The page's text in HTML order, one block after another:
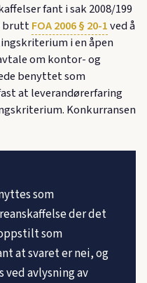
fant i sak 2008/199
bruttFOA 2006 § 20-1ved å
i en åpen
om kontor- og
benyttet som
at leverandørerfaring
Konkurransen
som
der det
som
at svaret er nei, og
ved avlysning av